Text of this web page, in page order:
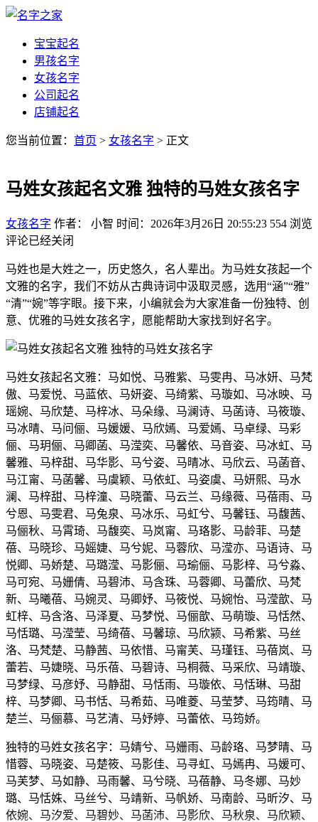
宝宝起名
男孩名字
女孩名字
公司起名
店铺起名
您当前位置： 首页 > 女孩名字 > 正文
马姓女孩起名文雅 独特的马姓女孩名字
女孩名字 作者： 小智 时间：2026年3月26日 20:55:23 554 浏览
评论已经关闭
马姓也是大姓之一，历史悠久，名人辈出。为马姓女孩起一个
文雅的名字，我们不妨从古典诗词中汲取灵感，选用“涵”“雅”
“清”“婉”等字眼。接下来，小编就会为大家准备一份独特、创
意、优雅的马姓女孩名字，愿能帮助大家找到好名字。
马姓女孩起名文雅：马如悦、马雅紫、马雯冉、马冰妍、马梵
傲、马爱悦、马蓝依、马妍姿、马绮紫、马璇如、马冰映、马
瑶婉、马欣楚、马梓冰、马朵缘、马澜诗、马菡诗、马筱璇、
马冰晴、马问俪、马媛媛、马欣嫣、马爱嫣、马卓绿、马彩
俪、马玥俪、马卿菡、马滢奕、马馨依、马音姿、马冰虹、马
馨雅、马梓甜、马华影、马兮姿、马晴冰、马欣云、马菡音、
马江甯、马菡馨、马虞颖、马依虹、马姿虞、马妍熙、马水
澜、马梓甜、马梓潼、马晓蕾、马云兰、马缘薇、马蓓雨、马
兮恩、马雯君、马兔泉、马冰乐、马虹兮、马馨钰、马馥茜、
马俪秋、马霄琦、马馥奕、马岚甯、马珞影、马龄菲、马楚
蓓、马晓珍、马媱婕、马兮妮、马蓉欣、马滢亦、马语诗、马
悦卿、马娇楚、马璐滢、马影俪、马瑜俪、马影梓、马兮淼、
马可宛、马姗倩、马碧沛、马含珠、马蓉卿、马蕾欣、马梵
新、马曦蓓、马婉灵、马卿妤、马筱悦、马婉怡、马滢歆、马
虹梓、马含洛、马泽夏、马梦悦、马俪歆、马萌璇、马恬然、
马恬璐、马滢莹、马绮蓓、马馨琼、马欣颍、马希紫、马丝
洛、马梵楚、马静茜、马依惜、马甯芙、马瑾钰、马蓓岚、马
蕾若、马婕晓、马乐蓓、马碧诗、马桐薇、马采欣、马靖璇、
马梦绿、马彦妤、马静甜、马恬雨、马璇依、马恬琳、马甜
梓、马梦卿、马书恬、马希茹、马唯菱、马莹梦、马筠晴、马
楚兰、马俪慕、马艺清、马妤婷、马蕾依、马筠娇。
独特的马姓女孩名字：马婧兮、马姗雨、马龄珞、马梦晴、马
惜蓉、马晓姿、马楚筱、马影佳、马寻虹、马嫣冉、马媛可、
马芙梦、马如静、马雨馨、马兮晓、马蓓静、马冬娜、马妙
璐、马恬姝、马丝兮、马靖新、马帆娇、马南龄、马昕汐、马
依婉、马汐爱、马碧妙、马菡沛、马影欣、马秋泉、马欣颖、